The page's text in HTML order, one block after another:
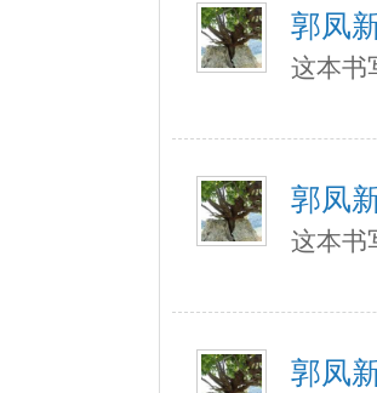
郭凤
这本书
郭凤
这本书
郭凤